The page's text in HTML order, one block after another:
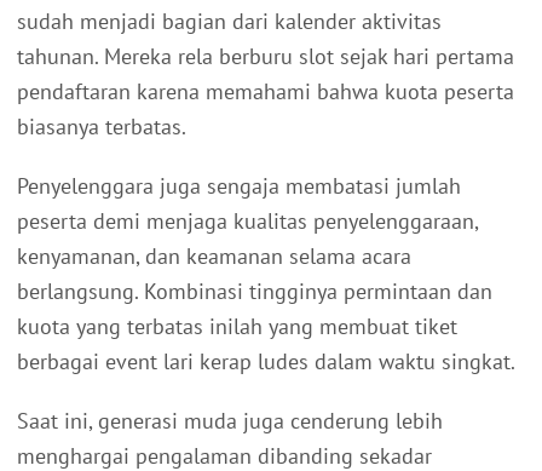
sudah menjadi bagian dari kalender aktivitas
tahunan. Mereka rela berburu slot sejak hari pertama
pendaftaran karena memahami bahwa kuota peserta
biasanya terbatas.
Penyelenggara juga sengaja membatasi jumlah
peserta demi menjaga kualitas penyelenggaraan,
kenyamanan, dan keamanan selama acara
berlangsung. Kombinasi tingginya permintaan dan
kuota yang terbatas inilah yang membuat tiket
berbagai event lari kerap ludes dalam waktu singkat.
Saat ini, generasi muda juga cenderung lebih
menghargai pengalaman dibanding sekadar